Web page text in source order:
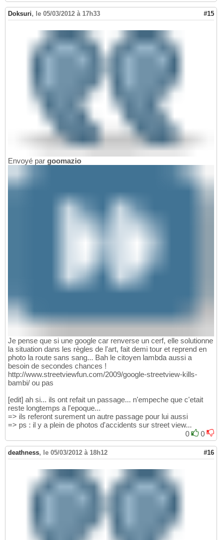
Doksuri, le 05/03/2012 à 17h33 #15
Envoyé par goomazio
Je pense que si une google car renverse un cerf, elle solutionne
la situation dans les règles de l'art, fait demi tour et reprend en
photo la route sans sang... Bah le citoyen lambda aussi a
besoin de secondes chances !
http://www.streetviewfun.com/2009/google-streetview-kills-
bambi/ ou pas
[edit] ah si... ils ont refait un passage... n'empeche que c'etait
reste longtemps a l'epoque...
=> ils referont surement un autre passage pour lui aussi
=> ps : il y a plein de photos d'accidents sur street view...
0
0
deathness, le 05/03/2012 à 18h12 #16